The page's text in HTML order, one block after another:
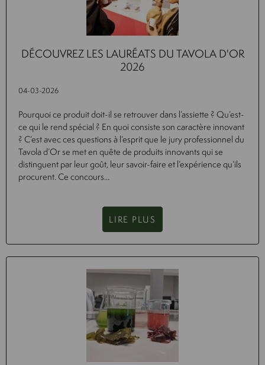
DÉCOUVREZ LES LAURÉATS DU TAVOLA D'OR
2026
04-03-2026
Pourquoi ce produit doit-il se retrouver dans l’assiette ? Qu’est-
ce qui le rend spécial ? En quoi consiste son caractère innovant
? C’est avec ces questions à l’esprit que le jury professionnel du
Tavola d’Or se met en quête de produits innovants qui se
distinguent par leur goût, leur savoir-faire et l’expérience qu’ils
procurent. Ce concours...
LIRE PLUS